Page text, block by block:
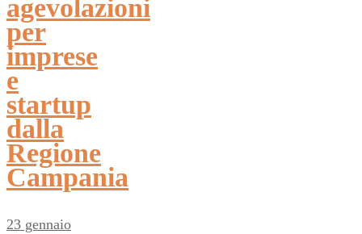
agevolazioni
per
imprese
e
startup
dalla
Regione
Campania
23 gennaio